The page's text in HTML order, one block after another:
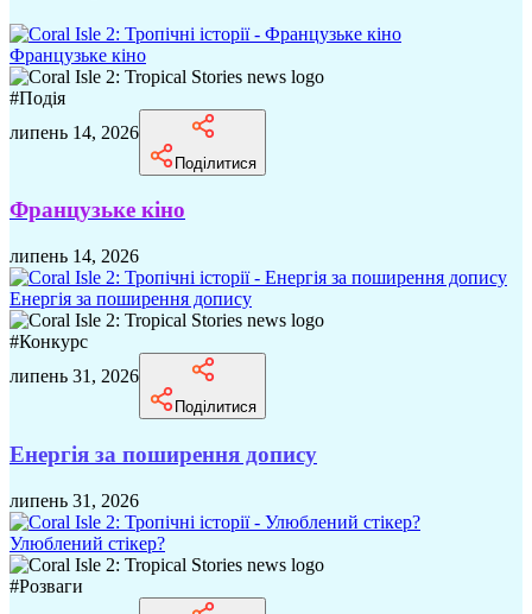
Французьке кіно
#Подія
липень 14, 2026
Поділитися
Французьке кіно
липень 14, 2026
Енергія за поширення допису
#Конкурс
липень 31, 2026
Поділитися
Енергія за поширення допису
липень 31, 2026
Улюблений стікер?
#Розваги